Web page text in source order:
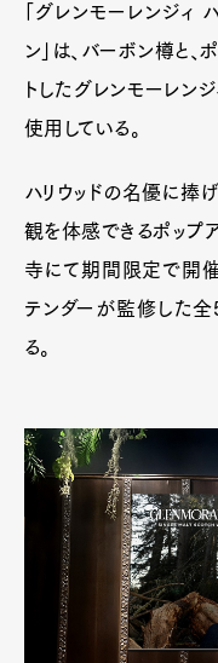
「グレンモーレンジィ
ン」は、バーボン樽と
トしたグレンモーレン
使用している。
ハリウッドの名優に捧
観を体感できるポップ
寺にて期間限定で開催
テンダーが監修した全
る。